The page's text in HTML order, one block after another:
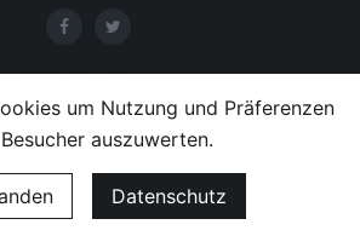
um Nutzung und Präferenzen
auszuwerten.
Datenschutz